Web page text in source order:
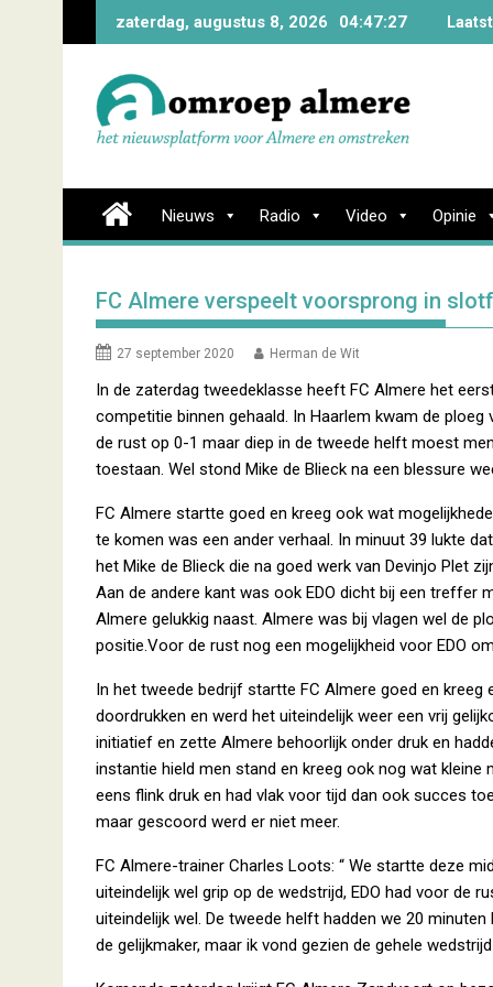
zaterdag, augustus 8, 2026 04:47:28
Nieuws Radio Video Opinie
FC Almere verspeelt voorsprong in
27 september 2020 Herman de Wit
In de zaterdag tweedeklasse heeft FC Almere het
competitie binnen gehaald. In Haarlem kwam de
de rust op 0-1 maar diep in de tweede helft moest
toestaan. Wel stond Mike de Blieck na een blessure
FC Almere startte goed en kreeg ook wat
te komen was een ander verhaal. In minuut 39 lukte
het Mike de Blieck die na goed werk van Devinjo Plet
Aan de andere kant was ook EDO dicht bij een treffer
Almere gelukkig naast. Almere was bij vlagen wel de
positie.Voor de rust nog een mogelijkheid voor EDO
In het tweede bedrijf startte FC Almere goed en
doordrukken en werd het uiteindelijk weer een vrij
initiatief en zette Almere behoorlijk onder druk en
instantie hield men stand en kreeg ook nog wat kleine
eens flink druk en had vlak voor tijd dan ook succes
maar gescoord werd er niet meer.
FC Almere-trainer Charles Loots: “ We startte deze
uiteindelijk wel grip op de wedstrijd, EDO had voor de
uiteindelijk wel. De tweede helft hadden we 20
de gelijkmaker, maar ik vond gezien de gehele